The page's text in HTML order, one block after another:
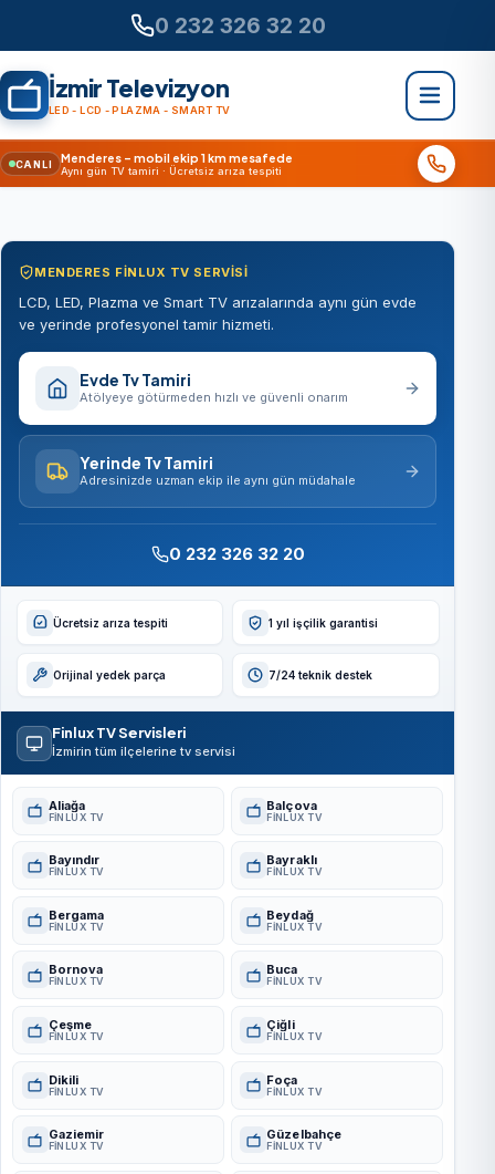
0 232 326 32 20
İzmir Televizyon
LED - LCD - PLAZMA - SMART TV
CANLI Menderes – mobil ekip 1 km mesafede
Aynı gün TV tamiri · Ücretsiz arıza tespiti
MENDERES FINLUX TV SERVISI
LCD, LED, Plazma ve Smart TV arızalarında aynı gün evde
ve yerinde profesyonel tamir hizmeti.
Evde Tv Tamiri
Atölyeye götürmeden hızlı ve güvenli onarım
Yerinde Tv Tamiri
Adresinizde uzman ekip ile aynı gün müdahale
0 232 326 32 20
Ücretsiz arıza tespiti 1 yıl işçilik garantisi
Orijinal yedek parça 7/24 teknik destek
Finlux TV Servisleri
İzmirin tüm ilçelerine tv servisi
Aliağa
FINLUX TV
Balçova
FINLUX TV
Bayındır
FINLUX TV
Bayraklı
FINLUX TV
Bergama
FINLUX TV
Beydağ
FINLUX TV
Bornova
FINLUX TV
Buca
FINLUX TV
Çeşme
FINLUX TV
Çiğli
FINLUX TV
Dikili
FINLUX TV
Foça
FINLUX TV
Gaziemir
FINLUX TV
Güzelbahçe
FINLUX TV